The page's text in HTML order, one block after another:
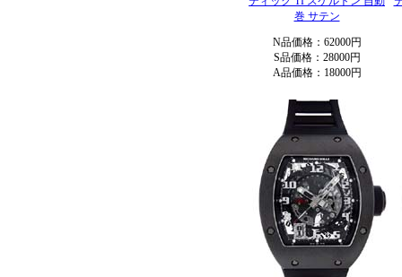
巻 サテン
N品価格：62000円
S品価格：28000円
A品価格：18000円